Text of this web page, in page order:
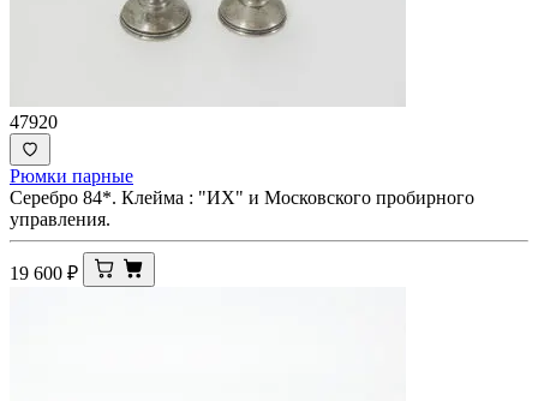
47920
Рюмки парные
Серебро 84*. Клейма : "ИХ" и Московского пробирного
управления.
19 600 ₽